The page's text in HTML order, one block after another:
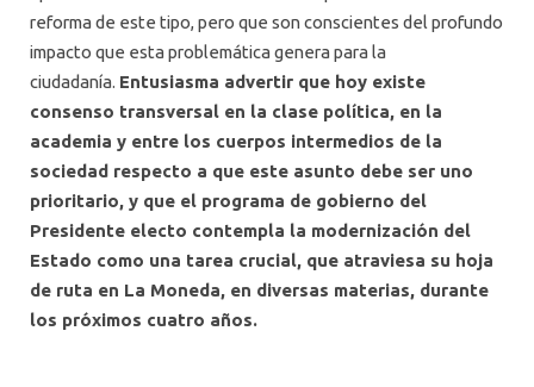
reforma de este tipo, pero que son conscientes del profundo
impacto que esta problemática genera para la
ciudadanía. Entusiasma advertir que hoy existe
consenso transversal en la clase política, en la
academia y entre los cuerpos intermedios de la
sociedad respecto a que este asunto debe ser uno
prioritario, y que el programa de gobierno del
Presidente electo contempla la modernización del
Estado como una tarea crucial, que atraviesa su hoja
de ruta en La Moneda, en diversas materias, durante
los próximos cuatro años.